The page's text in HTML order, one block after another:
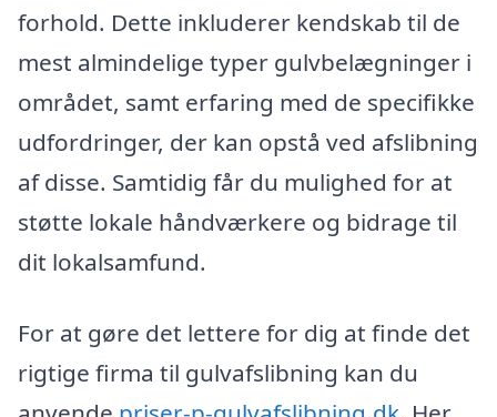
forhold. Dette inkluderer kendskab til de
mest almindelige typer gulvbelægninger i
området, samt erfaring med de specifikke
udfordringer, der kan opstå ved afslibning
af disse. Samtidig får du mulighed for at
støtte lokale håndværkere og bidrage til
dit lokalsamfund.
For at gøre det lettere for dig at finde det
rigtige firma til gulvafslibning kan du